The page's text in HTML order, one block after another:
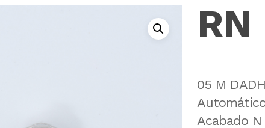
RN
05 M
Acabado N